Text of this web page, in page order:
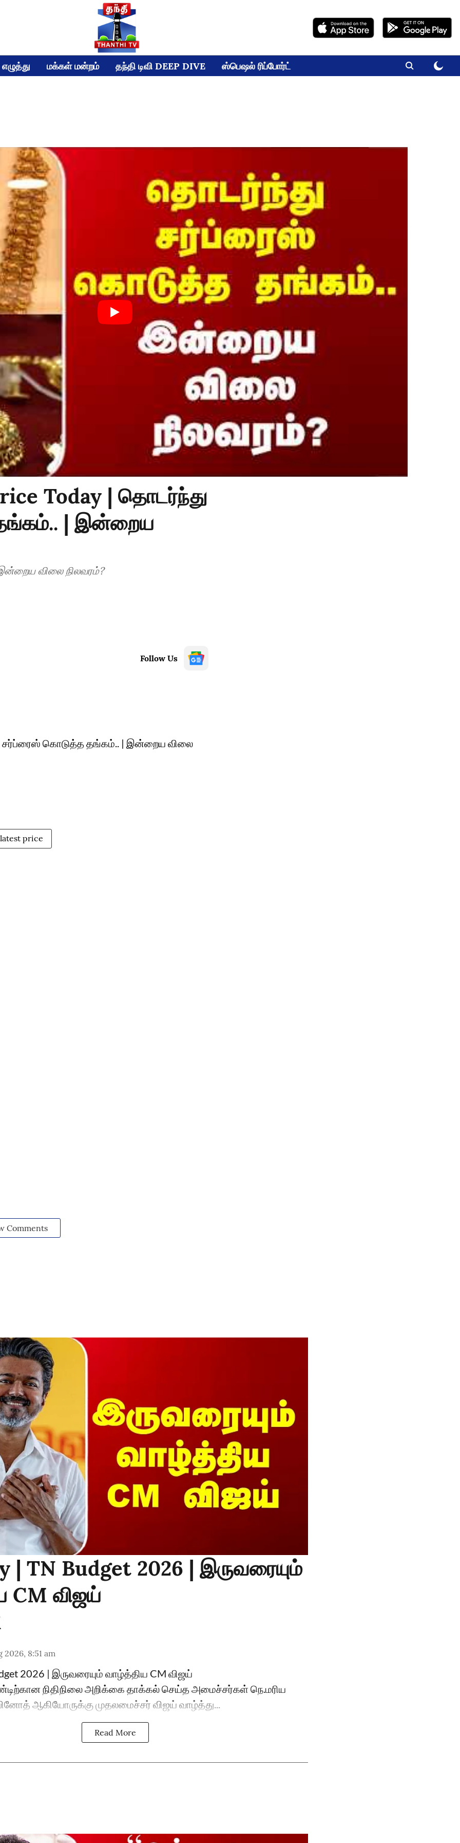
மக்கள் மன்றம் தந்தி டிவி DEEP DIVE ஸ்பெஷல் ரிப்போர்ட்
Today | தொடர்ந்து
| இன்றைய
தொடர்ந்து சர்ப்ரைஸ் கொடுத்த தங்கம்.. | இன்றைய விலை நிலவரம்?
Follow Us
சர்ப்ரைஸ் கொடுத்த தங்கம்.. | இன்றைய விலை
latest price
Comments
| TN Budget 2026 | இருவரையும்
CM விஜய்
2026, 8:51 am
2026 | இருவரையும் வாழ்த்திய CM விஜய்
நிதிநிலை அறிக்கை தாக்கல் செய்த அமைச்சர்கள் நெ.மரிய
ஆகியோருக்கு முதலமைச்சர் விஜய் வாழ்த்து...
Read More